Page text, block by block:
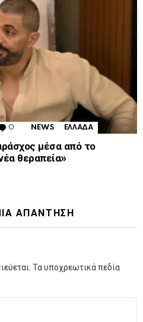
0 Comments
NEWS ΕΛΛΑΔΑ
μέσα από το
θεραπεία»
ΑΠΆΝΤΗΣΗ
Τα υποχρεωτικά πεδία